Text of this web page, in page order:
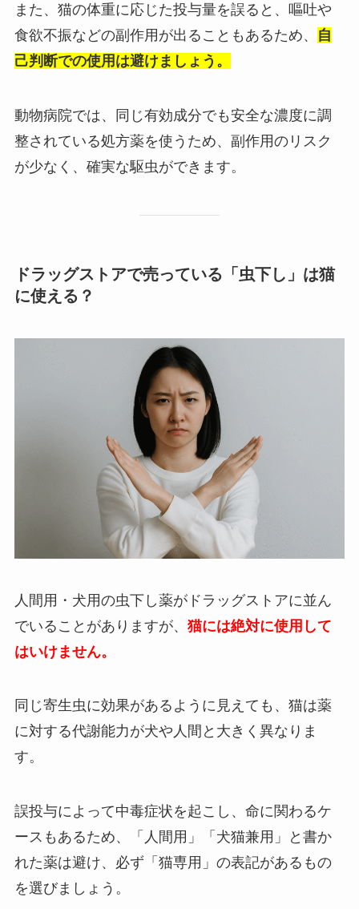
また、猫の体重に応じた投与量を誤ると、嘔吐や
食欲不振などの副作用が出ることもあるため、
自
己判断での使用は避けましょう。
動物病院では、同じ有効成分でも安全な濃度に調
整されている処方薬を使うため、副作用のリスク
が少なく、確実な駆虫ができます。
ドラッグストアで売っている「虫下し」は猫
に使える？
人間用・犬用の虫下し薬がドラッグストアに並ん
でいることがありますが、 猫には絶対に使用して
はいけません。
同じ寄生虫に効果があるように見えても、猫は薬
に対する代謝能力が犬や人間と大きく異なりま
す。
誤投与によって中毒症状を起こし、命に関わるケ
ースもあるため、「人間用」「犬猫兼用」と書か
れた薬は避け、必ず「猫専用」の表記があるもの
を選びましょう。